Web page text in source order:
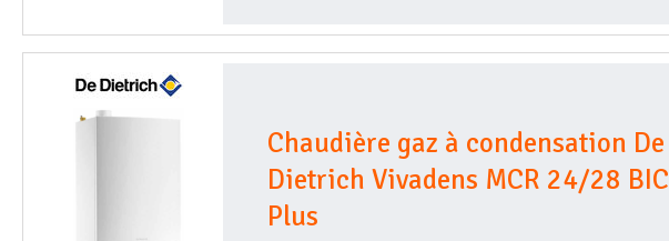
Chaudière gaz à condensation De
Dietrich Vivadens MCR 24/28 BIC
Plus